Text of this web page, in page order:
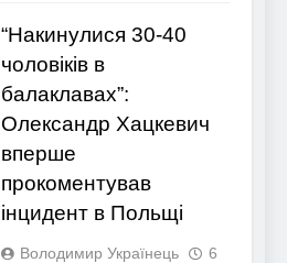
“Накинулися 30-40
чоловіків в
балаклавах”:
Олександр Хацкевич
вперше
прокоментував
інцидент в Польщі
Володимир Українець
6